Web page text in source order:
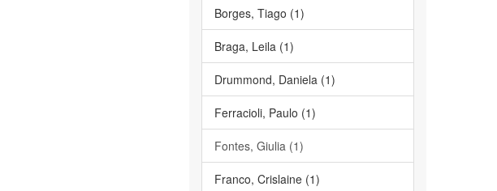
Borges, Tiago (1)
Braga, Leila (1)
Drummond, Daniela (1)
Ferracioli, Paulo (1)
Fontes, Giulia (1)
Franco, Crislaine (1)